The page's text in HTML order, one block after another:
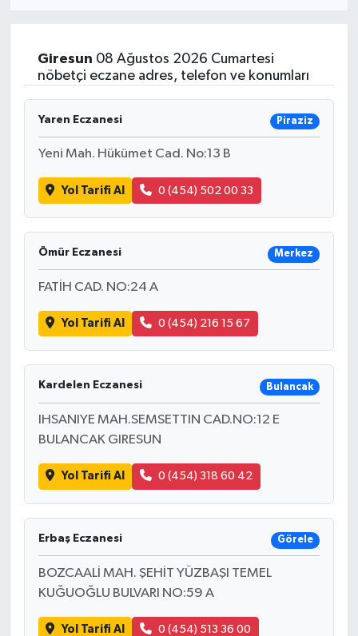
Giresun 08 Ağustos 2026 Cumartesi
nöbetçi eczane adres, telefon ve konumları
Yaren Eczanesi Piraziz
Yeni Mah. Hükümet Cad. No:13 B
Yol Tarifi Al 0 (454) 502 00 33
Ömür Eczanesi Merkez
FATİH CAD. NO:24 A
Yol Tarifi Al 0 (454) 216 15 67
Kardelen Eczanesi Bulancak
IHSANIYE MAH.SEMSETTIN CAD.NO:12 E
BULANCAK GIRESUN
Yol Tarifi Al 0 (454) 318 60 42
Erbaş Eczanesi Görele
BOZCAALİ MAH. ŞEHİT YÜZBAŞI TEMEL
KUĞUOĞLU BULVARI NO:59 A
Yol Tarifi Al 0 (454) 513 36 00